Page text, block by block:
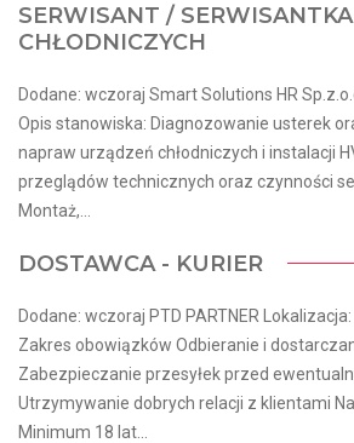
SERWISANT /
CHŁODNICZYCH
Dodane: wczoraj Smart Solutions HR
Opis stanowiska: Diagnozowanie usterek
napraw urządzeń chłodniczych i instalacji
przeglądów technicznych oraz czynności
Montaż,...
DOSTAWCA - KURIER
Dodane: wczoraj PTD PARTNER
Zakres obowiązków Odbieranie i
Zabezpieczanie przesyłek przed
Utrzymywanie dobrych relacji z klientami
Minimum 18 lat...